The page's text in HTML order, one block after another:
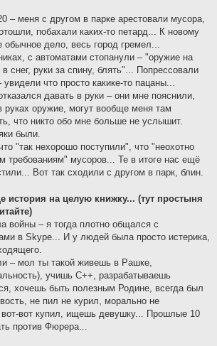
– меня с другом в парке арестовали мусора,
побахали каких-то петард... К новому
обычное дело, весь город гремел...
с автоматами стопанули – "оружие на
снег, руки за спину, блять"... Попрессовали
что просто какике-то пацаны...
давать в руки – они мне пояснили,
руках оружие, могут вообще меня там
что никто обо мне больше не услышит.
были.
"так нехорошо поступили", что "неохотно
требованиям" мусоров... Те в итоге нас ещё
Вот так сходили с другом в парк, блин.
история на целую книжку... (тут простыня
войны – я тогда плотно общался с
в Skype... И у людей была просто истерика,
– мол ты такой живешь в Рашке,
учишь C++, разрабатываешь
хочешь быть полезным Родине, всегда был
не пил не курил, морально не
вот-вот купил, ищешь девушку... Прошлые 10
против Фюрера...